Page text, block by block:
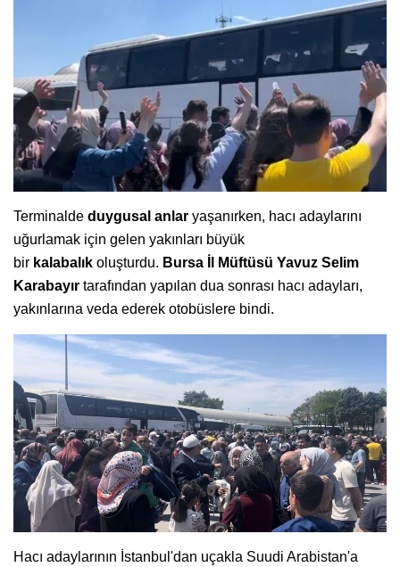
Terminalde duygusal anlar yaşanırken, hacı adaylarını
uğurlamak için gelen yakınları büyük
bir kalabalık oluşturdu. Bursa İl Müftüsü Yavuz Selim
Karabayır tarafından yapılan dua sonrası hacı adayları,
yakınlarına veda ederek otobüslere bindi.
Hacı adaylarının İstanbul'dan uçakla Suudi Arabistan'a